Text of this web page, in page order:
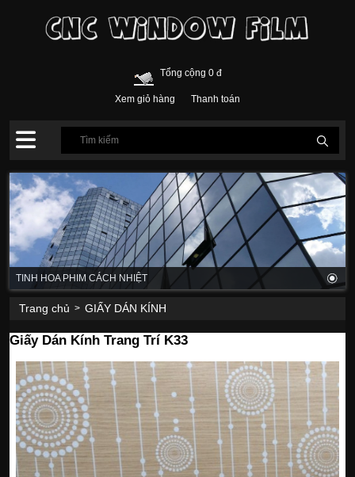
Tổng cộng 0 đ
Xem giỏ hàng Thanh toán
TINH HOA PHIM CÁCH NHIỆT
Trang chủ > GIẤY DÁN KÍNH
Giấy Dán Kính Trang Trí K33